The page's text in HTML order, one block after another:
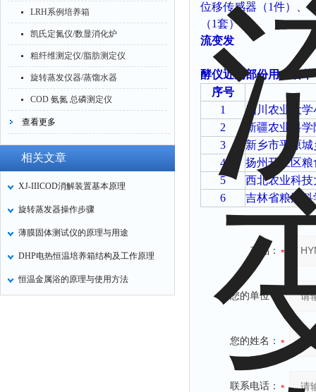
LRH系例培养箱
凯氏定氮仪/数显消化炉
粗纤维测定仪/脂肪测定仪
旋转蒸发仪器/蒸馏水器
COD 氨氮 总磷测定仪
查看更多
相关文章
XJ-IIICOD消解装置基本原理
旋转蒸发器操作步骤
薄膜固体测试仪的原理与用途
DHP电热恒温培养箱结构及工作原理
恒温金属浴的原理与使用方法
位移传感器（1件）、
（1套）等。
流变发
酵仪近期部份用户名单
序号
1
四川农业大学
2
新疆农业科学
3
新乡市平原
4
扬州邗江区
5
西北农业科
6
吉林省粮油科
产品：
您的单位：
您的姓名：
联系电话：